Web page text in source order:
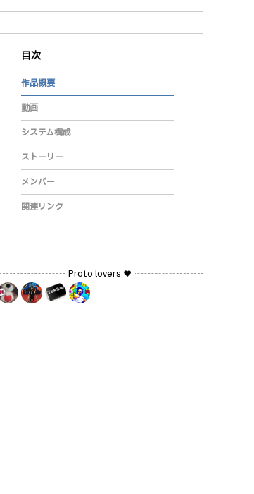
目次
作品概要
動画
システム構成
ストーリー
メンバー
関連リンク
Proto lovers ♥